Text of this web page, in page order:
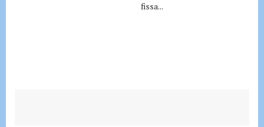
fissa...